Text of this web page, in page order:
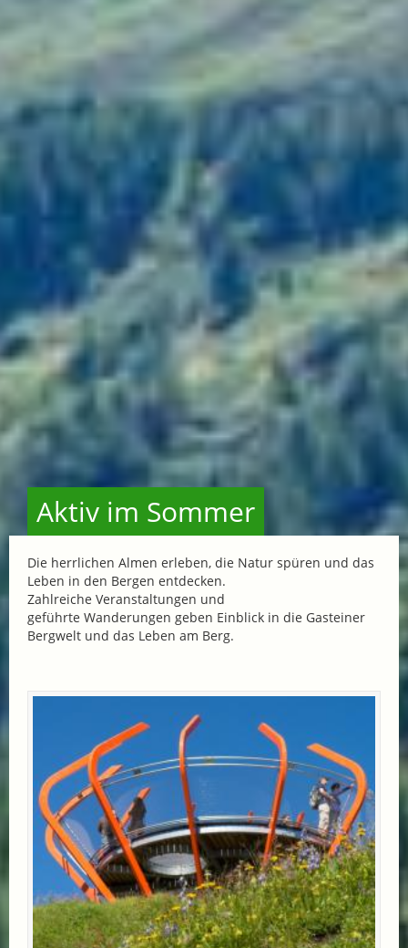
Aktiv im Sommer
Die herrlichen Almen erleben, die Natur spüren und das
Leben in den Bergen entdecken.
Zahlreiche Veranstaltungen und
geführte Wanderungen geben Einblick in die Gasteiner
Bergwelt und das Leben am Berg.